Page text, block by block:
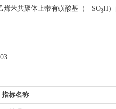
烯苯共聚体上带有磺酸基（—SO3H
指标名称